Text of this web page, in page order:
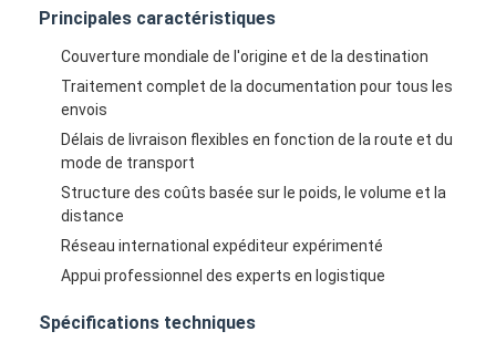
Principales caractéristiques
Couverture mondiale de l'origine et de la destination
Traitement complet de la documentation pour tous les
envois
Délais de livraison flexibles en fonction de la route et du
mode de transport
Structure des coûts basée sur le poids, le volume et la
distance
Réseau international expéditeur expérimenté
Appui professionnel des experts en logistique
Spécifications techniques